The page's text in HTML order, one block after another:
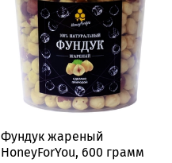
Фундук жареный
HoneyForYou, 600 грамм